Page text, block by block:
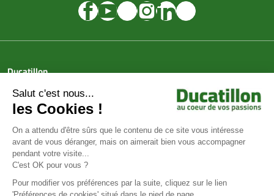
Ducatillon
Achat en ligne
Services
Aide & Conseils
Paiement sécurisé